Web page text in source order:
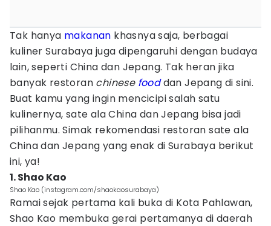
Tak hanya makanan khasnya saja, berbagai
kuliner Surabaya juga dipengaruhi dengan budaya
lain, seperti China dan Jepang. Tak heran jika
banyak restoran chinese fooddan Jepang di sini.
Buat kamu yang ingin mencicipi salah satu
kulinernya, sate ala China dan Jepang bisa jadi
pilihanmu. Simak rekomendasi restoran sate ala
China dan Jepang yang enak di Surabaya berikut
ini, ya!
1. Shao Kao
Shao Kao (instagram.com/shaokaosurabaya)
Ramai sejak pertama kali buka di Kota Pahlawan,
Shao Kao membuka gerai pertamanya di daerah